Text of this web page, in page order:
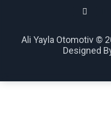
Ali Yayla Otomotiv ©
Designed